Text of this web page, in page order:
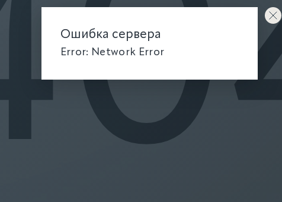
Ошибка сервера
Error: Network Error